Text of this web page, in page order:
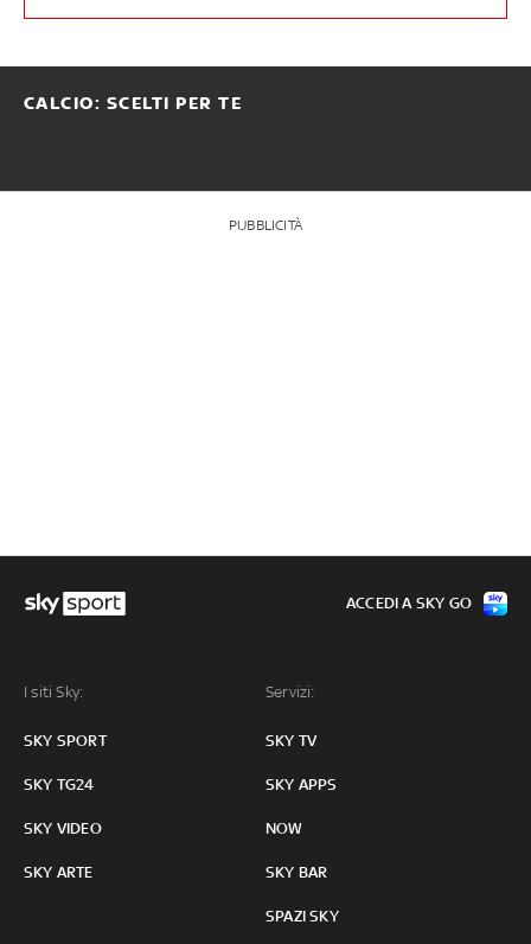
CALCIO: SCELTI PER TE
PUBBLICITÀ
I siti Sky:
SKY SPORT
SKY TG24
SKY VIDEO
SKY ARTE
Servizi:
SKY TV
SKY APPS
NOW
SKY BAR
SPAZI SKY
ACCEDI A SKY GO